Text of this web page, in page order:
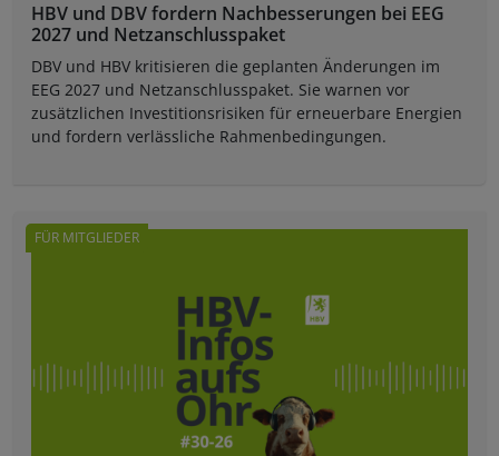
HBV und DBV fordern Nachbesserungen bei EEG
2027 und Netzanschlusspaket
DBV und HBV kritisieren die geplanten Änderungen im
EEG 2027 und Netzanschlusspaket. Sie warnen vor
zusätzlichen Investitionsrisiken für erneuerbare Energien
und fordern verlässliche Rahmenbedingungen.
FÜR MITGLIEDER